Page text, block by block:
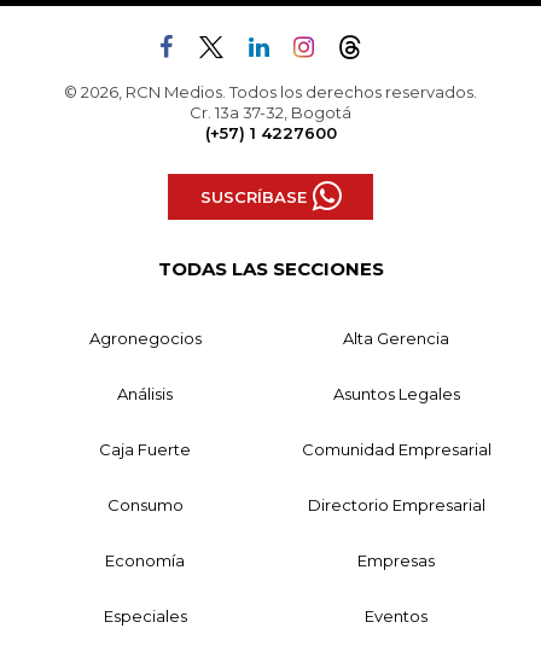
© 2026, RCN Medios. Todos los derechos reservados.
Cr. 13a 37-32, Bogotá
(+57) 1 4227600
SUSCRÍBASE
TODAS LAS SECCIONES
Agronegocios Alta Gerencia
Análisis Asuntos Legales
Caja Fuerte Comunidad Empresarial
Consumo Directorio Empresarial
Economía Empresas
Especiales Eventos